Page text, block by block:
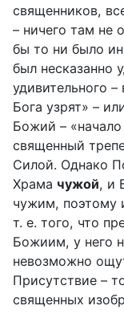
священников,
– ничего там не
бы то ни было
был несказанно
удивительного
Бога узрят» –
Божий –
священный
Силой. Однако
Храма чужой, и
чужим, поэтому
т. е. того, что
Божиим, у него
невозможно
Присутствие –
священных